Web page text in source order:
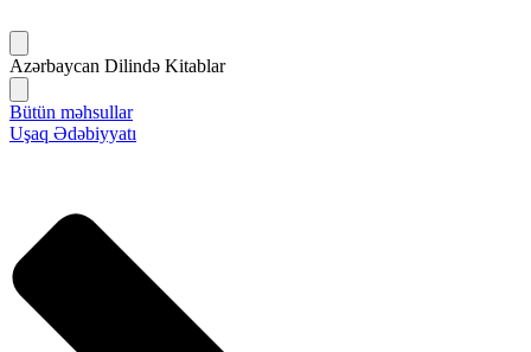
Azərbaycan Dilində Kitablar
Bütün məhsullar
Uşaq Ədəbiyyatı